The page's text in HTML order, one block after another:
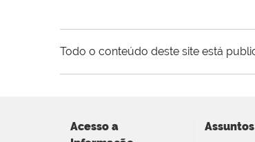
Todo o conteúdo deste site está
Acesso a
Assuntos